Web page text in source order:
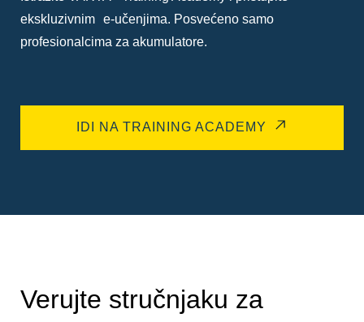
ekskluzivnim e-učenjima. Posvećeno samo
profesionalcima za akumulatore.
IDI NA TRAINING ACADEMY
Verujte stručnjaku za